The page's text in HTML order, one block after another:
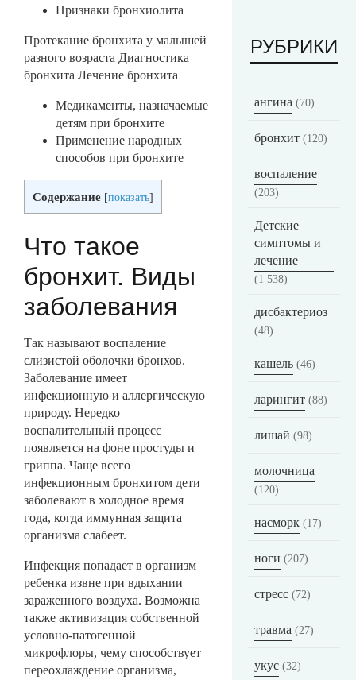
Признаки бронхиолита
Протекание бронхита у малышей
разного возраста Диагностика
бронхита Лечение бронхита
Медикаменты, назначаемые
детям при бронхите
Применение народных
способов при бронхите
Содержание [показать]
Что такое
бронхит. Виды
заболевания
Так называют воспаление
слизистой оболочки бронхов.
Заболевание имеет
инфекционную и аллергическую
природу. Нередко
воспалительный процесс
появляется на фоне простуды и
гриппа. Чаще всего
инфекционным бронхитом дети
заболевают в холодное время
года, когда иммунная защита
организма слабеет.
Инфекция попадает в организм
ребенка извне при вдыхании
зараженного воздуха. Возможна
также активизация собственной
условно-патогенной
микрофлоры, чему способствует
переохлаждение организма,
РУБРИКИ
ангина (70)
бронхит (120)
воспаление
(203)
Детские
симптомы и
лечение
(1 538)
дисбактериоз
(48)
кашель (46)
ларингит (88)
лишай (98)
молочница
(120)
насморк (17)
ноги (207)
стресс (72)
травма (27)
укус (32)